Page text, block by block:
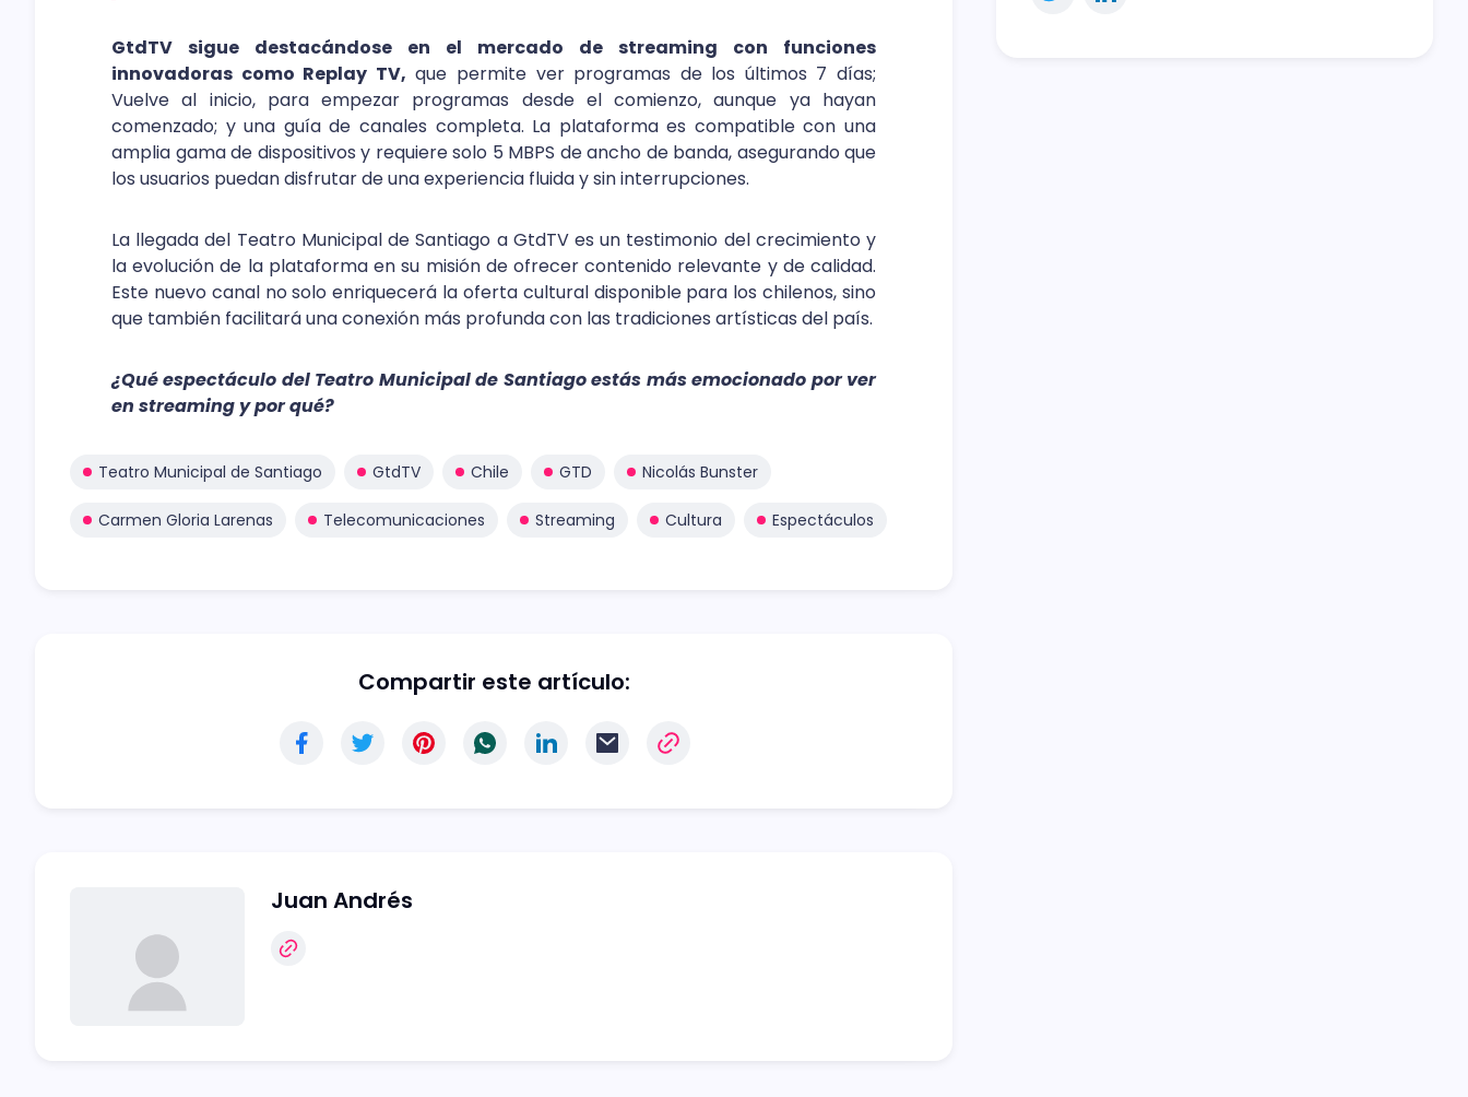
GtdTV sigue destacándose en el mercado de streaming con funciones
innovadoras como Replay TV, que permite ver programas de los últimos 7 días;
Vuelve al inicio, para empezar programas desde el comienzo, aunque ya hayan
comenzado; y una guía de canales completa. La plataforma es compatible con una
amplia gama de dispositivos y requiere solo 5 MBPS de ancho de banda, asegurando que
los usuarios puedan disfrutar de una experiencia fluida y sin interrupciones.
La llegada del Teatro Municipal de Santiago a GtdTV es un testimonio del crecimiento y
la evolución de la plataforma en su misión de ofrecer contenido relevante y de calidad.
Este nuevo canal no solo enriquecerá la oferta cultural disponible para los chilenos, sino
que también facilitará una conexión más profunda con las tradiciones artísticas del país.
¿Qué espectáculo del Teatro Municipal de Santiago estás más emocionado por ver
en streaming y por qué?
Teatro Municipal de Santiago GtdTV Chile GTD Nicolás Bunster
Carmen Gloria Larenas Telecomunicaciones Streaming Cultura Espectáculos
Compartir este artículo:
Juan Andrés